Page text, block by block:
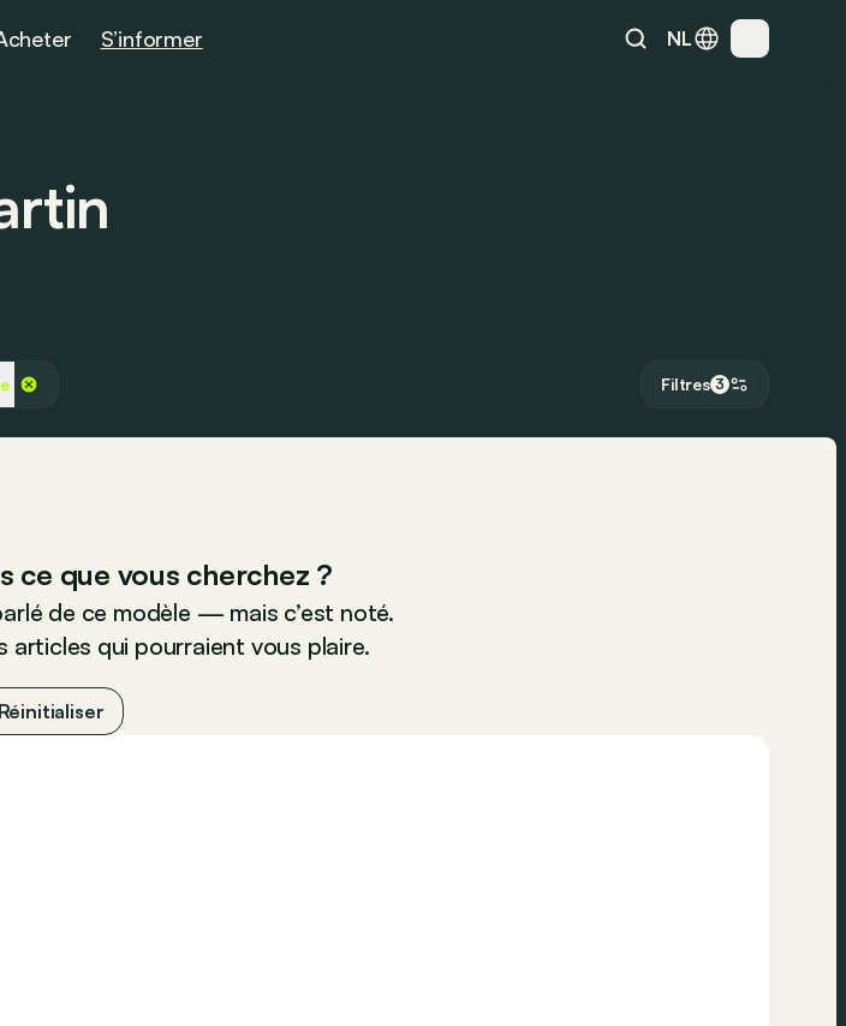
S’informer NL
Filtres 3
ce que vous cherchez ?
de ce modèle — mais c’est noté.
articles qui pourraient vous plaire.
Réinitialiser